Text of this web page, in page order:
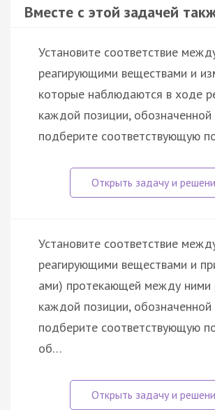
Вместе с этой задачей
Установите соответствие
реагирующими веществами и
которые наблюдаются в ходе
каждой позиции, обозначенной
подберите соответствующую
Установите соответствие
реагирующими веществами и
ами) протекающей между ними
каждой позиции, обозначенной
подберите соответствующую
об…